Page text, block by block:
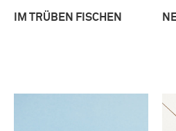
IM TRÜBEN FISCHEN